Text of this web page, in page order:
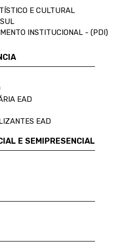
E CULTURAL
INSTITUCIONAL - (PDI)
EAD
EAD
E SEMIPRESENCIAL